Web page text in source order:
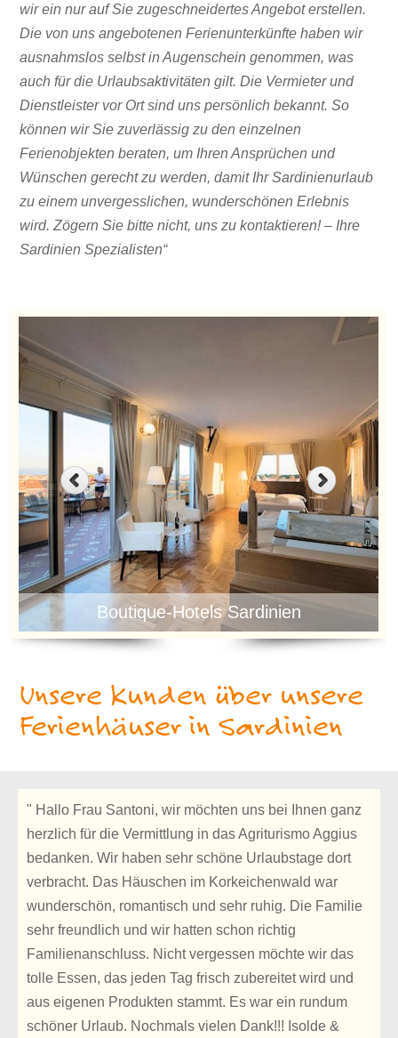
wir ein nur auf Sie zugeschneidertes Angebot erstellen.
Die von uns angebotenen Ferienunterkünfte haben wir
ausnahmslos selbst in Augenschein genommen, was
auch für die Urlaubsaktivitäten gilt. Die Vermieter und
Dienstleister vor Ort sind uns persönlich bekannt. So
können wir Sie zuverlässig zu den einzelnen
Ferienobjekten beraten, um Ihren Ansprüchen und
Wünschen gerecht zu werden, damit Ihr Sardinienurlaub
zu einem unvergesslichen, wunderschönen Erlebnis
wird. Zögern Sie bitte nicht, uns zu kontaktieren! – Ihre
Sardinien Spezialisten“
Boutique-Hotels Sardinien
Unsere Kunden über unsere
Ferienhäuser in Sardinien
" Hallo Frau Santoni, wir möchten uns bei Ihnen ganz
herzlich für die Vermittlung in das Agriturismo Aggius
bedanken. Wir haben sehr schöne Urlaubstage dort
verbracht. Das Häuschen im Korkeichenwald war
wunderschön, romantisch und sehr ruhig. Die Familie
sehr freundlich und wir hatten schon richtig
Familienanschluss. Nicht vergessen möchte wir das
tolle Essen, das jeden Tag frisch zubereitet wird und
aus eigenen Produkten stammt. Es war ein rundum
schöner Urlaub. Nochmals vielen Dank!!! Isolde &